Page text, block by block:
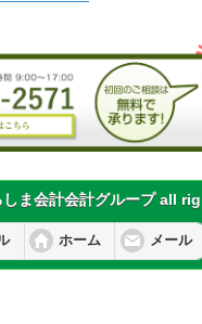
ま会計会計グループ all
ホーム メール